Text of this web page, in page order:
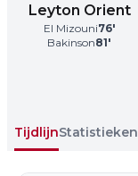
Leyton Orient
El Mizouni76'
Bakinson81'
TijdlijnStatistieken